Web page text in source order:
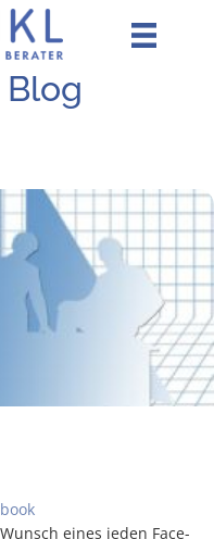
Blog
eines jeden Face­